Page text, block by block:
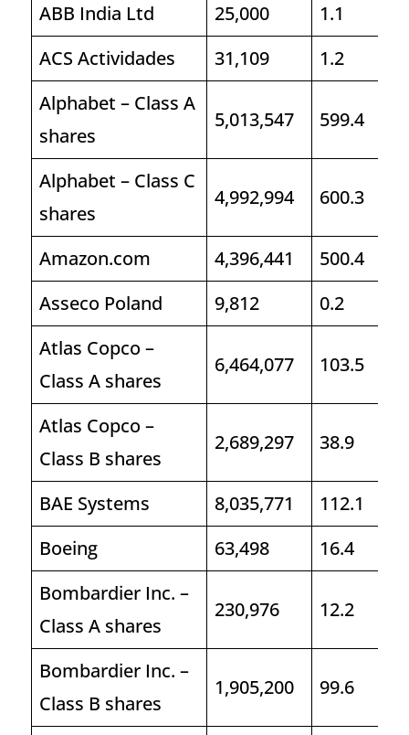
ABB India Ltd
25,000
1.1
ACS Actividades
31,109
1.2
Alphabet – Class A
shares
5,013,547 599.4
Alphabet – Class C
shares
4,992,994 600.3
Amazon.com 4,396,441
500.4
Asseco Poland
9,812
0.2
Atlas Copco –
Class A shares
6,464,077 103.5
Atlas Copco –
Class B shares
2,689,297 38.9
BAE Systems 8,035,771
112.1
Boeing
63,498
16.4
Bombardier Inc. –
Class A shares
230,976 12.2
Bombardier Inc. –
Class B shares
1,905,200 99.6